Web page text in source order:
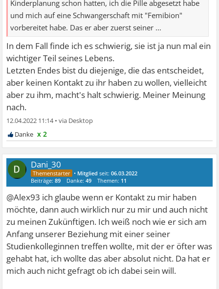
Kinderplanung schon hatten, ich die Pille abgesetzt habe
und mich auf eine Schwangerschaft mit "Femibion"
vorbereitet habe. Das er aber zuerst seiner ...
In dem Fall finde ich es schwierig, sie ist ja nun mal ein
wichtiger Teil seines Lebens.
Letzten Endes bist du diejenige, die das entscheidet,
aber keinen Kontakt zu ihr haben zu wollen, vielleicht
aber zu ihm, macht's halt schwierig. Meiner Meinung
nach.
12.04.2022 11:14•
x 2
Dani_30
• Mitglied seit:06.03.2022
Beiträge:89 Danke:49 Themen: 11
@Alex93 ich glaube wenn er Kontakt zu mir haben
möchte, dann auch wirklich nur zu mir und auch nicht
zu meinen Zukünftigen. Ich weiß noch wie er sich am
Anfang unserer Beziehung mit einer seiner
Studienkolleginnen treffen wollte, mit der er öfter was
gehabt hat, ich wollte das aber absolut nicht. Da hat er
mich auch nicht gefragt ob ich dabei sein will.